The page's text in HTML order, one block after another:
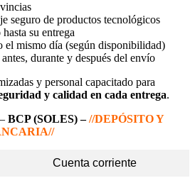
seguro de productos tecnológicos
su entrega
el mismo día (según disponibilidad)
durante y después del envío
y personal capacitado para
y calidad en cada entrega.
– BCP (SOLES) –//DEPÓSITO Y
Cuenta corriente